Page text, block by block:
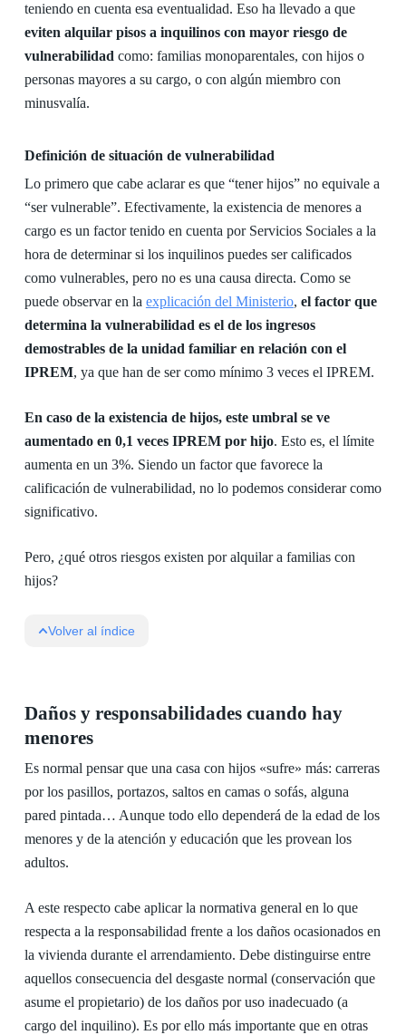
teniendo en cuenta esa eventualidad. Eso ha llevado a que
eviten alquilar pisos a inquilinos con mayor riesgo de
vulnerabilidad como: familias monoparentales, con hijos o
personas mayores a su cargo, o con algún miembro con
minusvalía.
Definición de situación de vulnerabilidad
Lo primero que cabe aclarar es que “tener hijos” no equivale a
“ser vulnerable”. Efectivamente, la existencia de menores a
cargo es un factor tenido en cuenta por Servicios Sociales a la
hora de determinar si los inquilinos puedes ser calificados
como vulnerables, pero no es una causa directa. Como se
puede observar en la explicación del Ministerio, el factor que
determina la vulnerabilidad es el de los ingresos
demostrables de la unidad familiar en relación con el
IPREM, ya que han de ser como mínimo 3 veces el IPREM.
En caso de la existencia de hijos, este umbral se ve
aumentado en 0,1 veces IPREM por hijo. Esto es, el límite
aumenta en un 3%. Siendo un factor que favorece la
calificación de vulnerabilidad, no lo podemos considerar como
significativo.
Pero, ¿qué otros riesgos existen por alquilar a familias con
hijos?
Volver al índice
Daños y responsabilidades cuando hay
menores
Es normal pensar que una casa con hijos «sufre» más: carreras
por los pasillos, portazos, saltos en camas o sofás, alguna
pared pintada… Aunque todo ello dependerá de la edad de los
menores y de la atención y educación que les provean los
adultos.
A este respecto cabe aplicar la normativa general en lo que
respecta a la responsabilidad frente a los daños ocasionados en
la vivienda durante el arrendamiento. Debe distinguirse entre
aquellos consecuencia del desgaste normal (conservación que
asume el propietario) de los daños por uso inadecuado (a
cargo del inquilino). Es por ello más importante que en otras